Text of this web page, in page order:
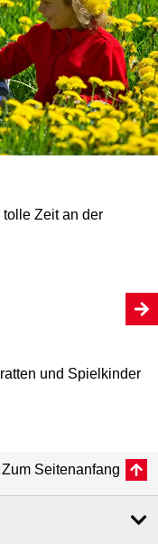
Zeit an der
und Spielkinder
Zum Seitenanfang